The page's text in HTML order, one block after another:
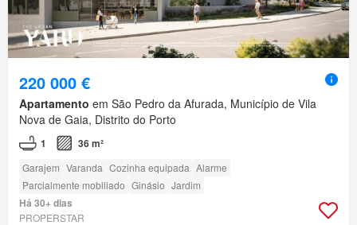
220 000 €
Apartamento em São Pedro da Afurada, Município de Vila
Nova de Gaia, Distrito do Porto
1 36 m²
Garajem Varanda Cozinha equipada Alarme
Parcialmente mobiliado Ginásio Jardim
Há 30+ dias
PROPERSTAR